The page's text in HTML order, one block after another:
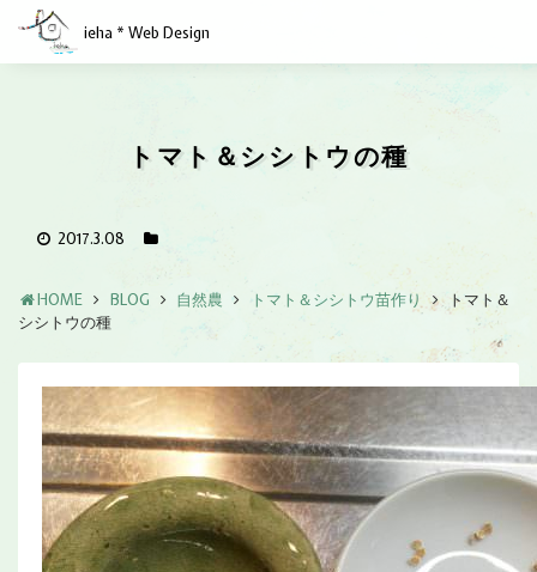
ieha * Web Design
トマト＆シシトウの種
2017.3.08
HOME BLOG 自然農 トマト＆シシトウ苗作り
トマト＆
シシトウの種